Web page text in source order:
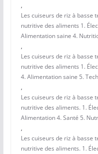
,
Les cuiseurs de riz à basse
nutritive des aliments 1.
Alimentation saine 4.
,
Les cuiseurs de riz à basse
nutritive des aliments 1.
4. Alimentation saine 5.
,
Les cuiseurs de riz à basse
nutritive des aliments. 1.
Alimentation 4. Santé 5.
,
Les cuiseurs de riz à basse
nutritive des aliments. 1.